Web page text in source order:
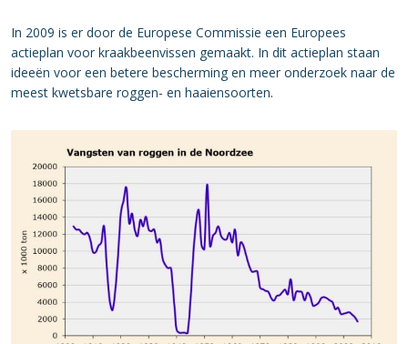
In 2009 is er door de Europese Commissie een Europees
actieplan voor kraakbeenvissen gemaakt. In dit actieplan staan
ideeën voor een betere bescherming en meer onderzoek naar de
meest kwetsbare roggen- en haaiensoorten.